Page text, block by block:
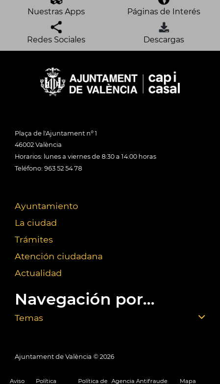
Nuestras Apps Páginas de Interés
Redes Sociales Descargas
Plaça de l'Ajuntament nº 1
46002 València
Horarios: lunes a viernes de 8:30 a 14:00 horas
Teléfono: 963 52 54 78
Ayuntamiento
La ciudad
Trámites
Atención ciudadana
Actualidad
Navegación por...
Temas
Ajuntament de València © 2026
Aviso Política Política de Agencia Antifraude Mapa